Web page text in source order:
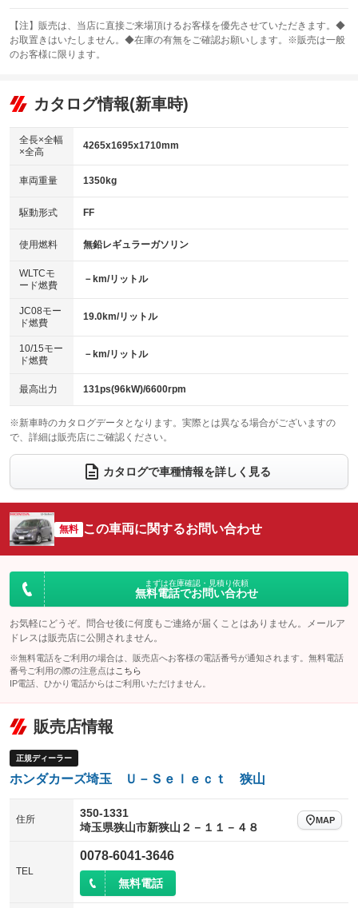
：装備あり
サンルーフ
：装備なし ABS
リフトアップ
：装備なし
：装備なし
パワーウィンドウ
アイドリングストップ
：装備あり
USB入力端子
：装備なし
100V電源
：装備なし
センターデフロック
：装備なし
電動格納ミラー
：装備あり
カーナビ：メモリーナビ他
：装備あり
TV：フルセグ
：装備あり
ビジュアル：-／DVD再生
：装備あり
アルミホイール
：装備なし
HID(キセノンライト)
バックカメラ
エアロ
：装備なし
ローダウン
：装備なし
ベンチシート
：装備なし
チップアップシート
：装備なし
電動格納サードシート
：装備なし シートヒーター
：装備なし
ウォークスルー
電動リアゲート フロントカメラ
：装備なし
シートエアコン
：装備なし 全周囲カメラ
：装備なし
サイドカメラ
：装備なし ルーフレール
：装備なし
エアサスペンション ヘッドライトウォッシャー
【注】販売は、当店に直接ご来場頂けるお客様を優先させていただきます。◆
お取置きはいたしません。◆在庫の有無をご確認お願いします。※販売は一般
のお客様に限ります。
カタログ情報(新車時)
全長×全幅
×全高
4265x1695x1710mm
車両重量 1350kg
駆動形式 FF
使用燃料 無鉛レギュラーガソリン
WLTCモ
ード燃費
－km/リットル
JC08モー
ド燃費
19.0km/リットル
10/15モー
ド燃費
－km/リットル
最高出力 131ps(96kW)/6600rpm
※新車時のカタログデータとなります。実際とは異なる場合がございますの
で、詳細は販売店にご確認ください。
カタログで車種情報を詳しく見る
無料 この車両に関するお問い合わせ
まずは在庫確認・見積り依頼
無料電話でお問い合わせ
お気軽にどうぞ。問合せ後に何度もご連絡が届くことはありません。メールア
ドレスは販売店に公開されません。
※無料電話をご利用の場合は、販売店へお客様の電話番号が通知されます。無料電話
番号ご利用の際の注意点は こちら
IP電話、ひかり電話からはご利用いただけません。
販売店情報
正規ディーラー
ホンダカーズ埼玉 Ｕ－Ｓｅｌｅｃｔ 狭山
住所
350-1331
埼玉県狭山市新狭山２－１１－４８
MAP
TEL
0078-6041-3646
無料電話